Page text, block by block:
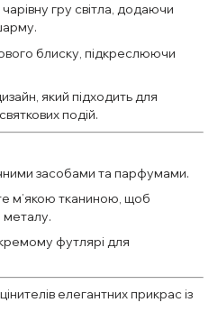
гру світла, додаючи
блиску, підкреслюючи
який підходить для
подій.
засобами та парфумами.
м’якою тканиною, щоб
металу.
футлярі для
елегантних прикрас із